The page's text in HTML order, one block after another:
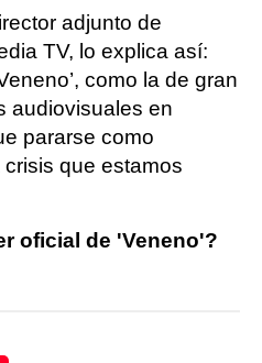
adjunto de
TV, lo explica así:
como la de gran
audiovisuales en
pararse como
que estamos
oficial de 'Veneno'?